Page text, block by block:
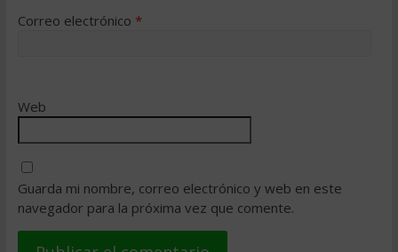
Correo electrónico *
Web
Guarda mi nombre, correo electrónico y web en este
navegador para la próxima vez que comente.